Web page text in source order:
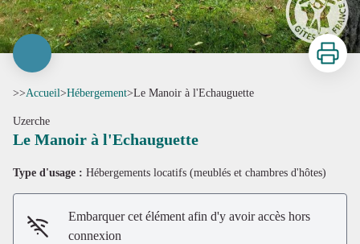
Imprimer
>>Accueil>Hébergement>Le Manoir à l'Echauguette
Uzerche
Le Manoir à l'Echauguette
Type d'usage : Hébergements locatifs (meublés et chambres d'hôtes)
Embarquer cet élément afin d'y avoir accès hors
connexion